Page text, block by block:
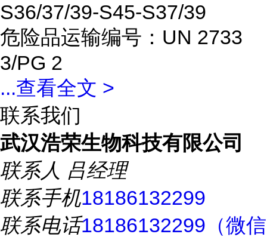
S36/37/39-S45-S37/39
危险品运输编号：UN 2733
3/PG 2
...查看全文 >
联系我们
武汉浩荣生物科技有限公司
联系人 吕经理
联系手机18186132299
联系电话18186132299（微信